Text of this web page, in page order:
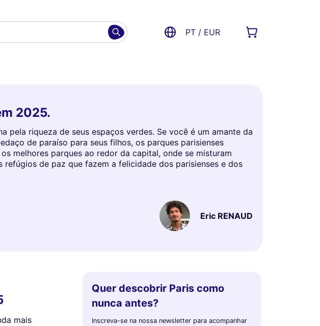
PT / EUR
2025.
pela riqueza de seus espaços verdes. Se você é um amante da
de paraíso para seus filhos, os parques parisienses
melhores parques ao redor da capital, onde se misturam
de paz que fazem a felicidade dos parisienses e dos
Eric RENAUD
mais
Quer descobrir Paris como
nunca antes?
Inscreva-se na nossa newsletter para acompanhar